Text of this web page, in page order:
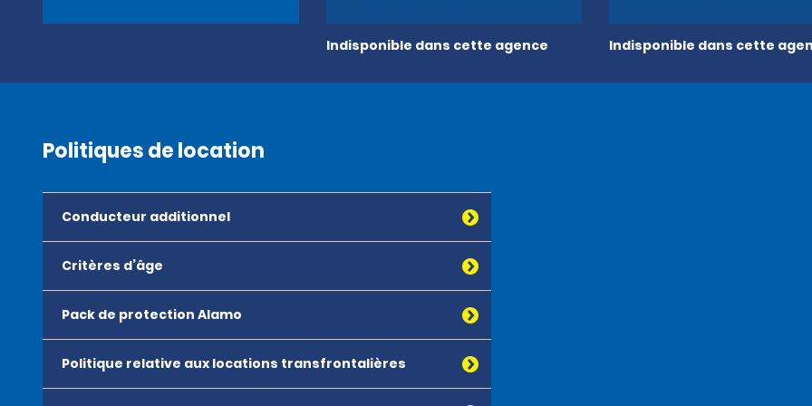
Indisponible dans cette agence Indisponible dans cette
Politiques de location
Conducteur additionnel
Critères d’âge
Pack de protection Alamo
Politique relative aux locations transfrontalières